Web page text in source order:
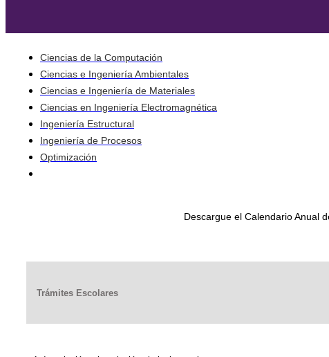
Ciencias de la Computación
Ciencias e Ingeniería Ambientales
Ciencias e Ingeniería de Materiales
Ciencias en Ingeniería Electromagnética
Ingeniería Estructural
Ingeniería de Procesos
Optimización
Descargue el Calendario Anual
Trámites Escolares